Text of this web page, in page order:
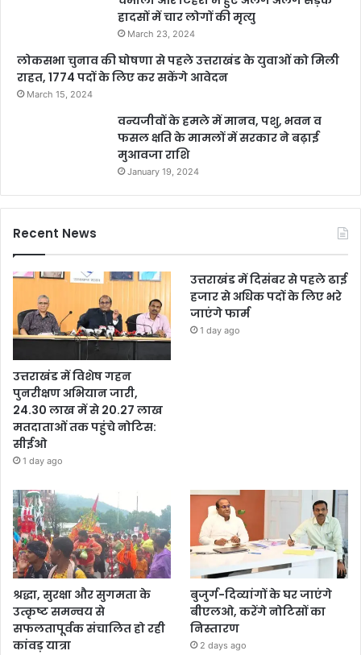
हादसों में चार लोगों की मृत्यु
March 23, 2024
लोकसभा चुनाव की घोषणा से पहले उत्तराखंड के युवाओं को मिली
राहत, 1774 पदों के लिए कर सकेंगे आवेदन
March 15, 2024
वन्यजीवों के हमले में मानव, पशु, भवन व
फसल क्षति के मामलों में सरकार ने बढ़ाई
मुआवजा राशि
January 19, 2024
Recent News
उत्तराखंड में विशेष गहन
पुनरीक्षण अभियान जारी,
24.30 लाख में से 20.27 लाख
मतदाताओं तक पहुंचे नोटिस:
सीईओ
1 day ago
उत्तराखंड में दिसंबर से पहले ढाई
हजार से अधिक पदों के लिए भरे
जाएंगे फार्म
1 day ago
श्रद्धा, सुरक्षा और सुगमता के
उत्कृष्ट समन्वय से
सफलतापूर्वक संचालित हो रही
कांवड़ यात्रा
बुजुर्ग-दिव्यांगों के घर जाएंगे
बीएलओ, करेंगे नोटिसों का
निस्तारण
2 days ago